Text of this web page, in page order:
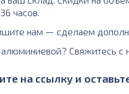
часов.
нам — сделаем
Свяжитесь
на ссылку и